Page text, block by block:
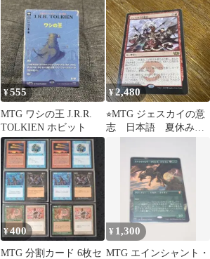
ャツ
¥555
MTG ワシの王 J.R.R.
TOLKIEN ホビット
¥2,480
⭐︎MTG ジェスカイの意
志 日本語 夏休みコ
¥400
MTG 分割カード 6枚セ
¥ 1,300
MTG エインシャント・